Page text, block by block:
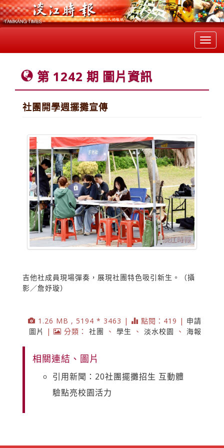
第 1242 期 圖片資訊
社團開學週擺攤宣傳
吉他社成員現場彈奏，展現社團特色吸引新生。（攝
影／詹妤璇）
1.26 MB , 5194 * 3463 | 點閱：419 | 申請
圖片
| 分類： 社團 、 學生 、 淡水校園 、 海報
相關連結、圖片
引用新聞：20社團擺攤招生 互動體
驗點亮校園活力